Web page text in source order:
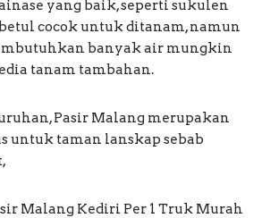
yang baik, seperti sukulen
cocok untuk ditanam, namun
banyak air mungkin
tanam tambahan.
Pasir Malang merupakan
untuk taman lanskap sebab
Malang Kediri Per 1 Truk Murah